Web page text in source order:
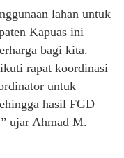
lahan untuk
Kapuas ini
bagi kita.
rapat koordinasi
untuk
hasil FGD
ujar Ahmad M.